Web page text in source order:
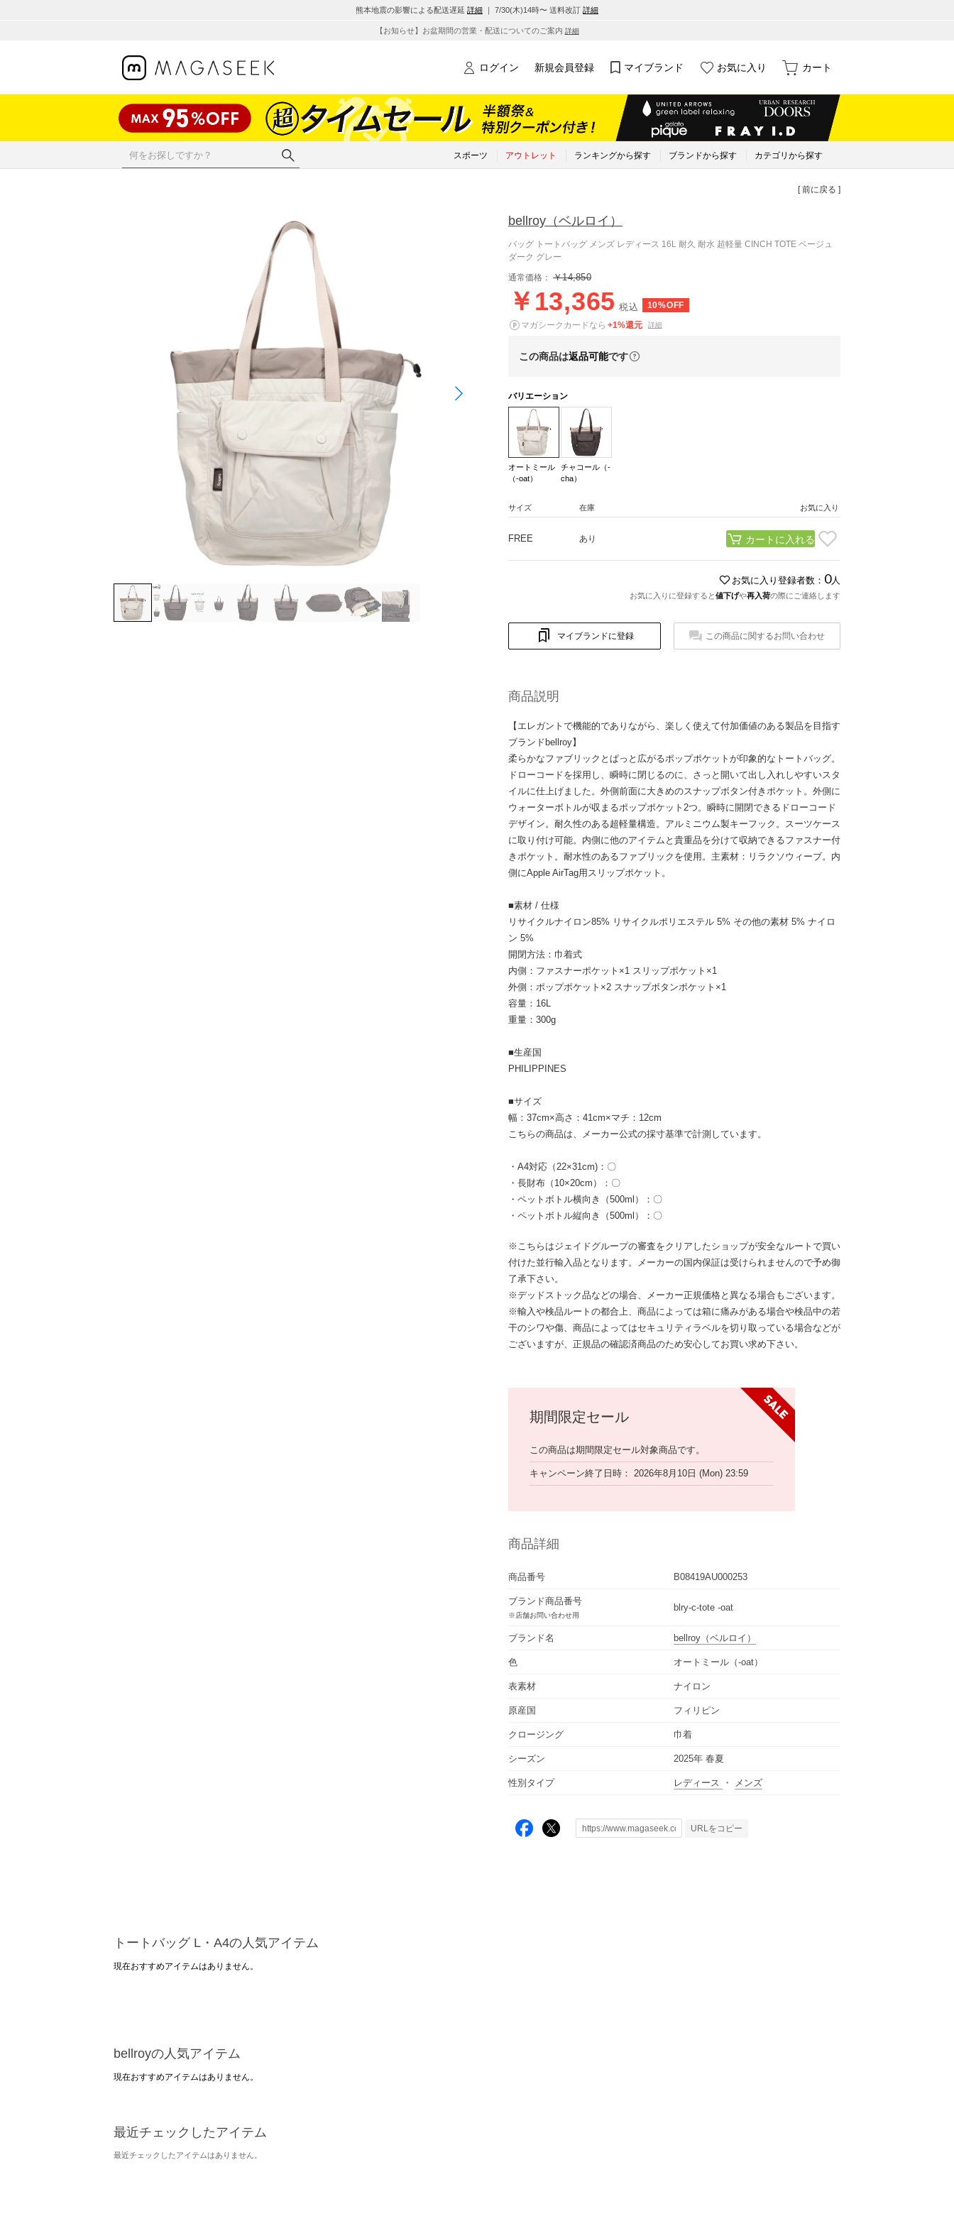
熊本地震の影響による配送遅延 詳細 ｜ 7/30(木)14時〜 送料改訂 詳細
【お知らせ】お盆期間の営業・配送についてのご案内 詳細
ログイン 新規会員登録 マイブランド お気に入り カート
スポーツ アウトレット ランキングから探す ブランドから探す カテゴリから探す
[ 前に戻る ]
bellroy （ベルロイ）
バッグ トートバッグ メンズ レディース 16L 耐久 耐水 超軽量 CINCH TOTE ベージュ
ダーク グレー
通常価格： ￥14,850
￥13,365 税込
10%OFF
マガシークカードなら +1%還元 詳細
この商品は返品可能です
バリエーション
オートミール
（-oat）
チャコール（-
cha）
サイズ 在庫 お気に入り
FREE あり カートに入れる
お気に入り登録者数： 0人
お気に入りに登録すると値下げや再入荷の際にご連絡します
マイブランドに登録 この商品に関するお問い合わせ
商品説明
【エレガントで機能的でありながら、楽しく使えて付加価値のある製品を目指す
ブランドbellroy】
柔らかなファブリックとぱっと広がるポップポケットが印象的なトートバッグ。
ドローコードを採用し、瞬時に閉じるのに、さっと開いて出し入れしやすいスタ
イルに仕上げました。外側前面に大きめのスナップボタン付きポケット。外側に
ウォーターボトルが収まるポップポケット2つ。瞬時に開閉できるドローコード
デザイン。耐久性のある超軽量構造。アルミニウム製キーフック。スーツケース
に取り付け可能。内側に他のアイテムと貴重品を分けて収納できるファスナー付
きポケット。耐水性のあるファブリックを使用。主素材：リラクソウィーブ。内
側にApple AirTag用スリップポケット。
■素材 / 仕様
リサイクルナイロン85% リサイクルポリエステル 5% その他の素材 5% ナイロ
ン 5%
開閉方法：巾着式
内側：ファスナーポケット×1 スリップポケット×1
外側：ポップポケット×2 スナップボタンポケット×1
容量：16L
重量：300g
■生産国
PHILIPPINES
■サイズ
幅：37cm×高さ：41cm×マチ：12cm
こちらの商品は、メーカー公式の採寸基準で計測しています。
・A4対応（22×31cm)：〇
・長財布（10×20cm）：〇
・ペットボトル横向き（500ml）：〇
・ペットボトル縦向き（500ml）：〇
※こちらはジェイドグループの審査をクリアしたショップが安全なルートで買い
付けた並行輸入品となります。メーカーの国内保証は受けられませんので予め御
了承下さい。
※デッドストック品などの場合、メーカー正規価格と異なる場合もございます。
※輸入や検品ルートの都合上、商品によっては箱に痛みがある場合や検品中の若
干のシワや傷、商品によってはセキュリティラベルを切り取っている場合などが
ございますが、正規品の確認済商品のため安心してお買い求め下さい。
期間限定セール
この商品は期間限定セール対象商品です。
キャンペーン終了日時 2026年8月10日 (Mon) 23:59
商品詳細
商品番号 B08419AU000253
ブランド商品番号
※店舗お問い合わせ用
blry-c-tote -oat
ブランド名 bellroy （ベルロイ）
色 オートミール（-oat）
表素材 ナイロン
原産国 フィリピン
クロージング 巾着
シーズン 2025年 春夏
性別タイプ レディース ・ メンズ
URLをコピー
トートバッグ L・A4の人気アイテム
現在おすすめアイテムはありません。
bellroyの人気アイテム
現在おすすめアイテムはありません。
最近チェックしたアイテム
最近チェックしたアイテムはありません。